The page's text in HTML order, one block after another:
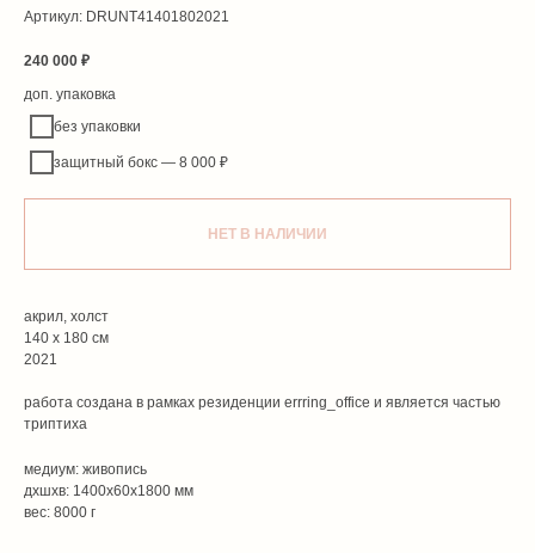
Артикул: DRUNT41401802021
240 000 ₽
доп. упаковка
без упаковки
защитный бокс — 8 000 ₽
НЕТ В НАЛИЧИИ
акрил, холст
140 х 180 см
2021
работа создана в рамках резиденции errring_office и является частью
триптиха
медиум: живопись
дxшxв: 1400x60x1800 мм
вес: 8000 г